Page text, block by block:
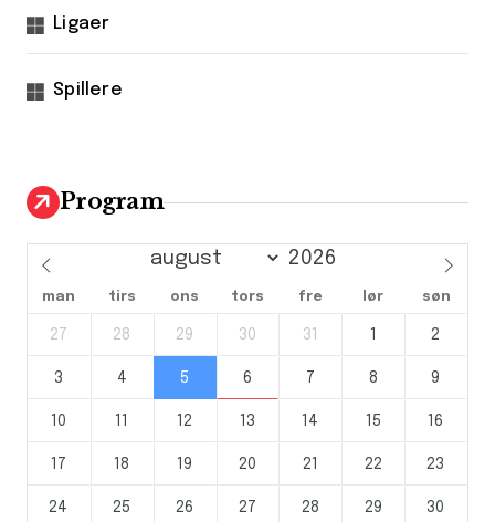
Ligaer
Spillere
Program
man tirs ons tors fre lør søn
27 28 29 30 31 2
3 4 5 6 7 8 9
10 12 13 14 15 16
17 18 19 20 21 22 23
24 25 26 27 28 29 30